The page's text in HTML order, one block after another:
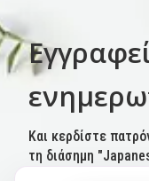
Και κερδίστε
τη διάσημη